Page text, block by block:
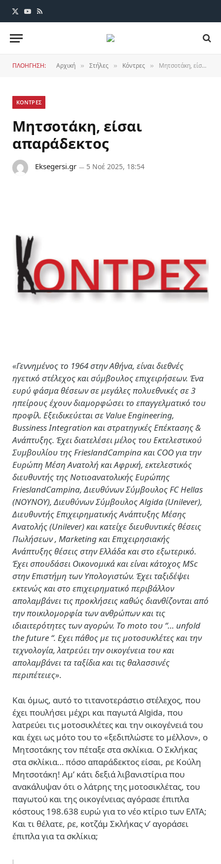
X
YouTube
RSS
ΠΛΟΗΓΗΣΗ: Αρχική » Στήλες » Κόντρες » Μητσοτάκη, είσαι απαράδεκτος
ΚΟΝΤΡΕΣ
Μητσοτάκη, είσαι
απαράδεκτος
Eksegersi.gr 5 Νοέ 2025, 18:54
«Γεννημένος το 1964 στην Αθήνα, είναι διεθνές
ηγετικό στέλεχος και σύμβουλος επιχειρήσεων. Ένα
ευρύ φάσμα θέσεων σε μεγάλες πολυεθνικές σε 3
ηπείρους έχουν διαμορφώσει το επαγγελματικό του
προφίλ. Εξειδικεύεται σε Value Engineering,
Bussiness Integration και στρατηγικές Επέκτασης &
Ανάπτυξης. Έχει διατελέσει μέλος του Εκτελεστικού
Συμβουλίου της FrieslandCampina και COO για την
Ευρώπη Μέση Ανατολή και Αφρική, εκτελεστικός
διευθυντής της Νοτιοανατολικής Ευρώπης
FrieslandCampina, Διευθύνων Σύμβουλος FC Hellas
(ΝΟΥΝΟΥ), Διευθύνων Σύμβουλος Algida (Unilever),
Διευθυντής Επιχειρηματικής Ανάπτυξης Μέσης
Ανατολής (Unilever) και κατείχε διευθυντικές θέσεις
Πωλήσεων , Marketing και Επιχειρησιακής
Ανάπτυξης θέσεις στην Ελλάδα και στο εξωτερικό.
Έχει σπουδάσει Οικονομικά και είναι κάτοχος MSc
στην Επιστήμη των Υπολογιστών. Έχει ταξιδέψει
εκτενώς και στο επιχειρηματικό περιβάλλον
απολαμβάνει τις προκλήσεις καθώς διανθίζονται από
την ποικιλομορφία των ανθρώπων και τις
ιδιαιτερότητες των αγορών. Το moto του “… unfold
the future “. Εχει πάθος με τις μοτοσυκλέτες και την
τεχνολογία, λατρεύει την οικογένεια του και
απολαμβάνει τα ταξίδια και τις θαλασσινές
περιπέτειες».
Και όμως, αυτό το τιτανοτεράστιο στέλεχος, που
έχει πουλήσει μέχρι και παγωτά Algida, που
λατρεύει τις μοτοσικλέτες και την οικογένειά του
και έχει ως μότο του το «ξεδιπλώστε το μέλλον», ο
Μητσοτάκης τον πέταξε στα σκλίκια. Ο Σκλήκας
στα σκλίκια… πόσο απαράδεκτος είσαι, ρε Κούλη
Μητσοτάκη! Αμ’ κάτι δεξιά λιβανιστίρια που
ανακάλυψαν ότι ο λάτρης της μοτοσικλέτας, του
παγωτού και της οικογένειας αγόρασε έπιπλα
κόστους 198.638 ευρώ για το νέο κτίριο των ΕΛΤΑ;
Και τι θέλατε, ρε, κοτζάμ Σκλήκας ν’ αγοράσει
έπιπλα για τα σκλίκια;